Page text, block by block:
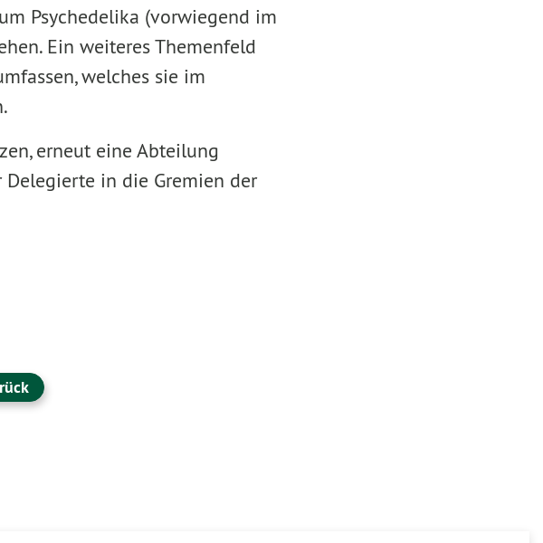
Psychedelika (vorwiegend im
Ein weiteres Themenfeld
welches sie im
erneut eine Abteilung
in die Gremien der